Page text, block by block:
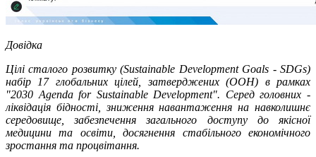
Довідка
Цілі сталого розвитку (Sustainable Development Goals - SDGs)
набір 17 глобальних цілей, затверджених (ООН) в рамках
"2030 Agenda for Sustainable Development". Серед головних -
ліквідація бідності, зниження навантаження на навколишнє
середовище, забезпечення загального доступу до якісної
медицини та освіти, досягнення стабільного економічного
зростання та процвітання.